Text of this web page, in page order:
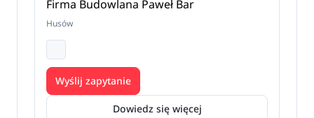
Firma Budowlana Paweł Bar
Husów
Dowiedz się więcej
Wyślij zapytanie